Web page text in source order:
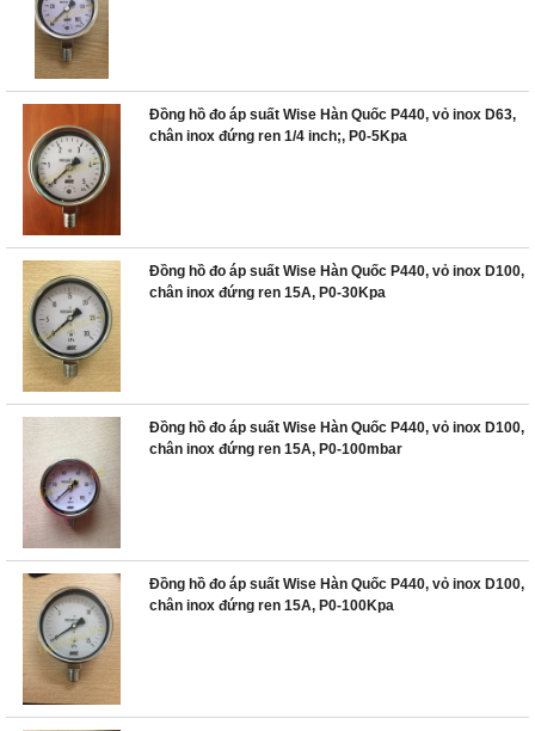
Đồng hồ đo áp suất Wise Hàn Quốc P440, vỏ inox D63,
chân inox đứng ren 1/4 inch;, P0-5Kpa
Đồng hồ đo áp suất Wise Hàn Quốc P440, vỏ inox D100,
chân inox đứng ren 15A, P0-30Kpa
Đồng hồ đo áp suất Wise Hàn Quốc P440, vỏ inox D100,
chân inox đứng ren 15A, P0-100mbar
Đồng hồ đo áp suất Wise Hàn Quốc P440, vỏ inox D100,
chân inox đứng ren 15A, P0-100Kpa